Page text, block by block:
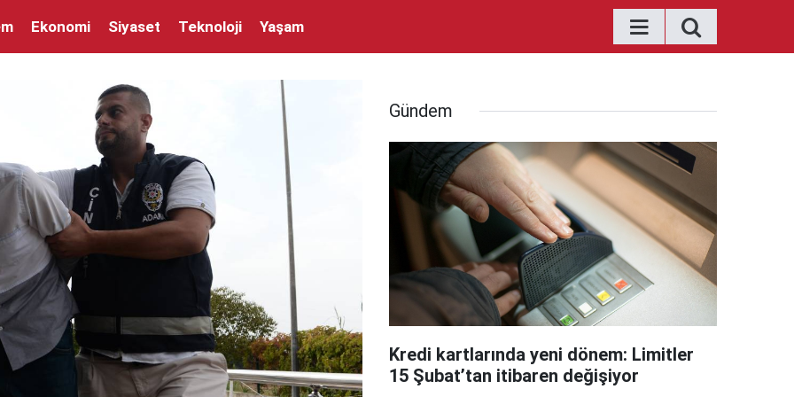
Ekonomi Siyaset Teknoloji Yaşam
Gündem
Kredi kartlarında yeni dönem: Limitler
15 Şubat’tan itibaren değişiyor